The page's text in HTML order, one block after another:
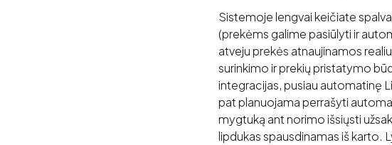
Sistemoje lengvai keičiate
(prekėms galime pasiūlyti ir
atveju prekės atnaujinamos
surinkimo ir prekių pristatymo
integracijas, pusiau automatinę
pat planuojama perrašyti
mygtuką ant norimo išsiųsti
lipdukas spausdinamas iš karto.